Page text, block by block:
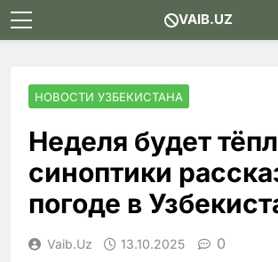
Skip
to
VAIB.UZ
НОВОСТИ УЗБЕКИСТАНА
Неделя будет
синоптики
погоде в
Vaib.uz 13.10.2025 0